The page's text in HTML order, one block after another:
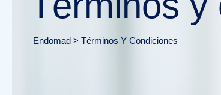
Endomad > Términos Y Condiciones